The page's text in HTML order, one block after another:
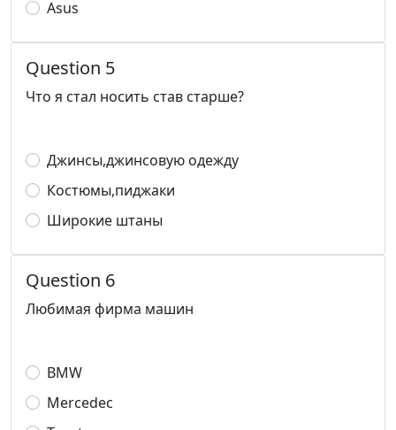
Asus
Question 5
Что я стал носить став старше?
Джинсы,джинсовую одежду
Костюмы,пиджаки
Широкие штаны
Question 6
Любимая фирма машин
BMW
Mercedec